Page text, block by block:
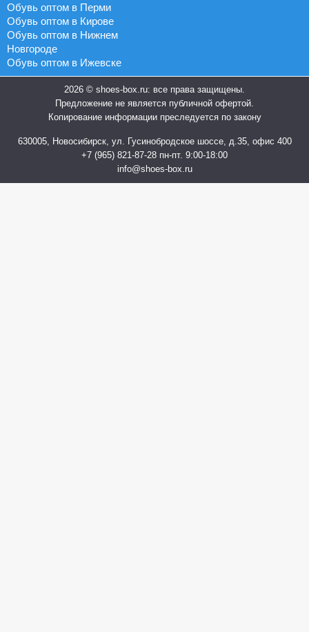
Обувь оптом в Перми
Обувь оптом в Кирове
Обувь оптом в Нижнем
Новгороде
Обувь оптом в Ижевске
2026 © shoes-box.ru: все права защищены.
Предложение не является публичной офертой.
Копирование информации преследуется по закону
630005, Новосибирск, ул. Гусинобродское шоссе, д.35, офис 400
+7 (965) 821-87-28 пн-пт. 9:00-18:00
info@shoes-box.ru